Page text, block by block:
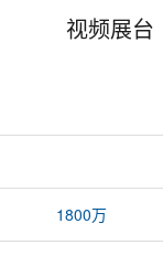
视频展台
1800万